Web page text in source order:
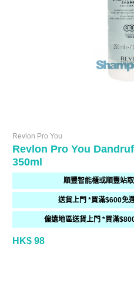
Revlon Pro You
Revlon Pro You
350ml
順豐智能櫃或順豐站
送貨上門 *買滿$600免
偏遠地區送貨上門 *買滿
HK$ 98